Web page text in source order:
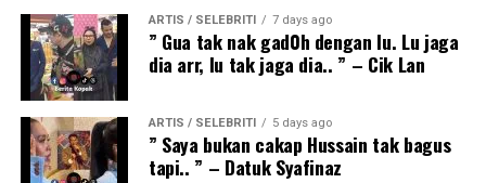
ARTIS / SELEBRITI 7 days ago
” Gua tak nak gad0h dengan lu. Lu jaga
dia arr, lu tak jaga dia.. ” – Cik Lan
ARTIS / SELEBRITI 5 days ago
” Saya bukan cakap Hussain tak bagus
tapi.. ” – Datuk Syafinaz